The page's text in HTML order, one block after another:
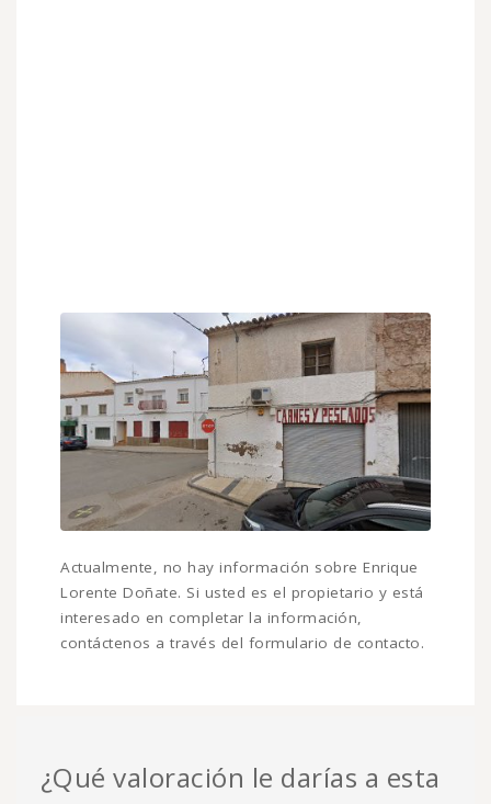
Actualmente, no hay información sobre Enrique
Lorente Doñate. Si usted es el propietario y está
interesado en completar la información,
contáctenos a través del formulario de contacto.
¿Qué valoración le darías a esta